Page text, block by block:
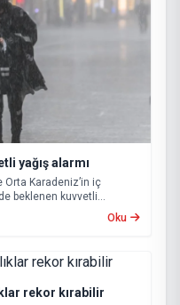
yağış alarmı
Orta Karadeniz’in iç
beklenen kuvvetli
uyarı yayımladı.
Oku
rekor kırabilir